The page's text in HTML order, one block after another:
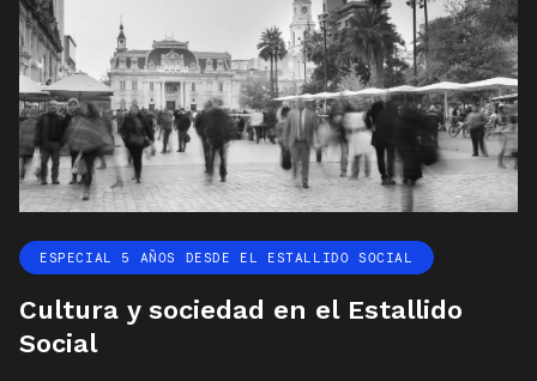
ESPECIAL 5 AÑOS DESDE EL ESTALLIDO SOCIAL
Cultura y sociedad en el Estallido
Social